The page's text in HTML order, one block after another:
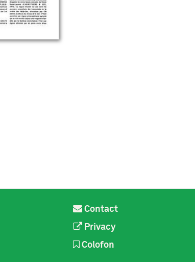
Contact
Privacy
Colofon